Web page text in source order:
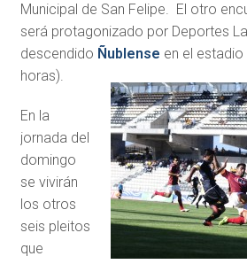
Municipal de San Felipe. El otro
será protagonizado por Deportes
descendido Ñublense en el
horas).
En la
jornada del
domingo
se vivirán
los otros
seis pleitos
que